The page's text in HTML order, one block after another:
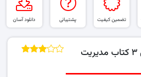
تضمین کیفیت پشتیبانی دانلود آسان
پاورپوینت فصل ۳ کتاب مدیریت